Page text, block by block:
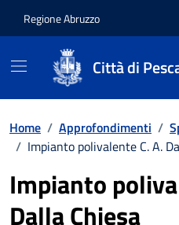
Regione Abruzzo
Città di
Home / Approfondimenti /
/ Impianto polivalente C. A.
Impianto
Dalla Chiesa